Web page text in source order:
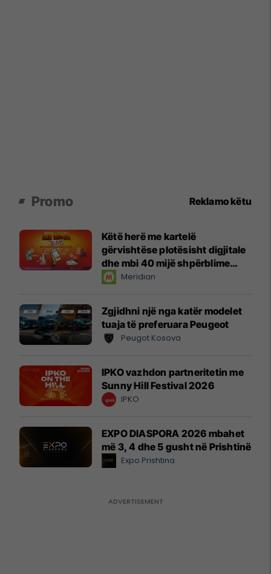
Promo Reklamo këtu
Këtë herë me kartelë
gërvishtëse plotësisht digjitale
dhe mbi 40 mijë shpërblime
instant!Meridian
Zgjidhni një nga katër modelet
tuaja të preferuara Peugeot
Peugot Kosova
IPKO vazhdon partneritetin me
Sunny Hill Festival 2026
IPKO
EXPO DIASPORA 2026 mbahet
më 3, 4 dhe 5 gusht në Prishtinë
Expo Prishtina